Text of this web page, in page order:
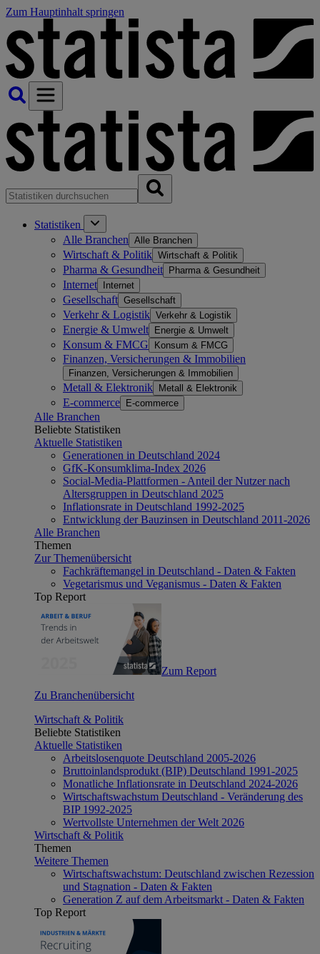
Zum Hauptinhalt springen
Statistiken
Alle Branchen Alle Branchen
Wirtschaft & Politik Wirtschaft & Politik
Pharma & Gesundheit Pharma & Gesundheit
Internet Internet
Gesellschaft Gesellschaft
Verkehr & Logistik Verkehr & Logistik
Energie & Umwelt Energie & Umwelt
Konsum & FMCG Konsum & FMCG
Finanzen, Versicherungen & Immobilien
Finanzen, Versicherungen & Immobilien
Metall & Elektronik Metall & Elektronik
E-commerce E-commerce
Alle Branchen
Beliebte Statistiken
Aktuelle Statistiken
Generationen in Deutschland 2024
GfK-Konsumklima-Index 2026
Social-Media-Plattformen - Anteil der Nutzer nach
Altersgruppen in Deutschland 2025
Inflationsrate in Deutschland 1992-2025
Entwicklung der Bauzinsen in Deutschland 2011-2026
Alle Branchen
Themen
Zur Themenübersicht
Fachkräftemangel in Deutschland - Daten & Fakten
Vegetarismus und Veganismus - Daten & Fakten
Top Report
Zum Report
Zu Branchenübersicht
Wirtschaft & Politik
Beliebte Statistiken
Aktuelle Statistiken
Arbeitslosenquote Deutschland 2005-2026
Bruttoinlandsprodukt (BIP) Deutschland 1991-2025
Monatliche Inflationsrate in Deutschland 2024-2026
Wirtschaftswachstum Deutschland - Veränderung des
BIP 1992-2025
Wertvollste Unternehmen der Welt 2026
Wirtschaft & Politik
Themen
Weitere Themen
Wirtschaftswachstum: Deutschland zwischen Rezession
und Stagnation - Daten & Fakten
Generation Z auf dem Arbeitsmarkt - Daten & Fakten
Top Report